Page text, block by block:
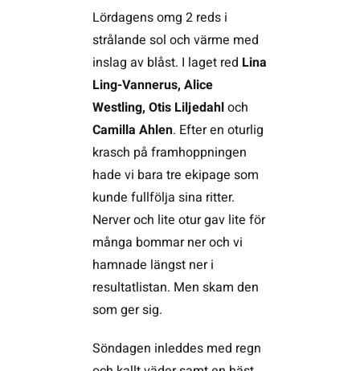
Lördagens omg 2 reds i
strålande sol och värme med
inslag av blåst. I laget red Lina
Ling-Vannerus, Alice
Westling, Otis Liljedahloch
Camilla Ahlen. Efter en oturlig
krasch på framhoppningen
hade vi bara tre ekipage som
kunde fullfölja sina ritter.
Nerver och lite otur gav lite för
många bommar ner och vi
hamnade längst ner i
resultatlistan. Men skam den
som ger sig.
Söndagen inleddes med regn